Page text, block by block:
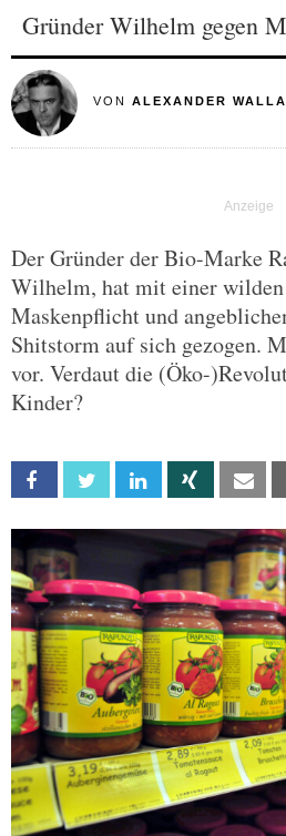
Gründer Wilhelm gegen
VON ALEXANDER
Der Gründer der Bio-Marke
Wilhelm, hat mit einer
Maskenpflicht und
Shitstorm auf sich gezogen.
vor. Verdaut die (Öko-
Kinder?
Facebook Twitter Linkedin Xing